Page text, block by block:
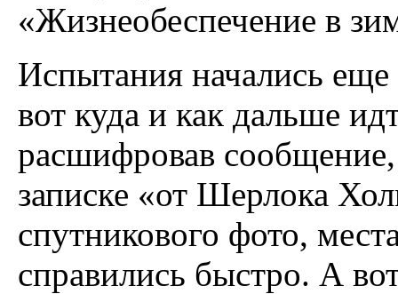
«Жизнеобеспечение в
Испытания начались еще
вот куда и как дальше
расшифровав
записке «от Шерлока
спутникового фото,
справились быстро. А